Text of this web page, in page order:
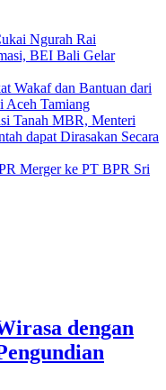
Ngurah Rai
BEI Bali Gelar
Wakaf dan Bantuan dari
Aceh Tamiang
Tanah MBR, Menteri
dapat Dirasakan Secara
Merger ke PT BPR Sri
dengan